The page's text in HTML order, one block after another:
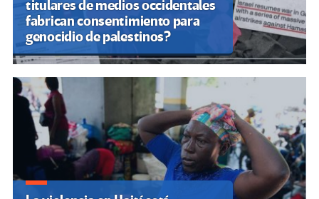
titulares de medios occidentales
fabrican consentimiento para
genocidio de palestinos?